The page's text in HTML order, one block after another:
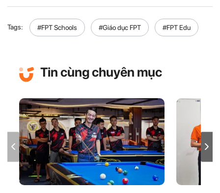
Tags: #FPT Schools #Giáo dục FPT #FPT Edu
Tin cùng chuyên mục